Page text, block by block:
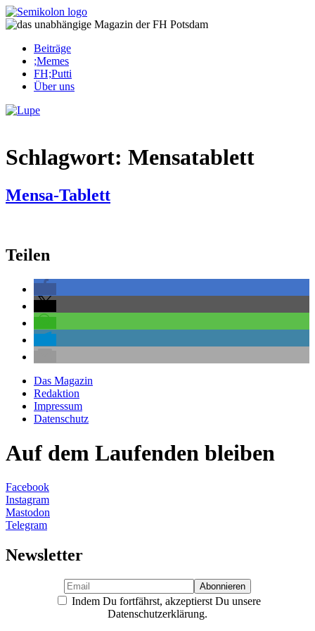
Skip
to
Beiträge
;Memes
FH;Putti
Über uns
Schlagwort: Mensatablett
Mensa-Tablett
Teilen
Das Magazin
Redaktion
Impressum
Datenschutz
Auf dem Laufenden bleiben
Facebook
Instagram
Mastodon
Telegram
Newsletter
Indem Du fortfährst, akzeptierst Du unsere
Datenschutzerklärung.